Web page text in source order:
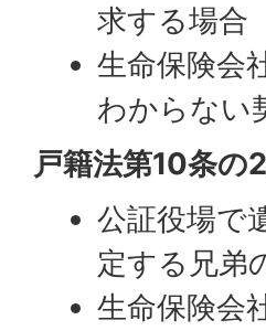
求する場合
生命保険会
わからない
戸籍法第10条の
公証役場で
定する兄弟
生命保険会